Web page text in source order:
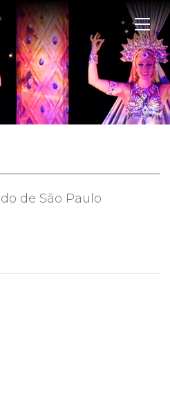
de São Paulo